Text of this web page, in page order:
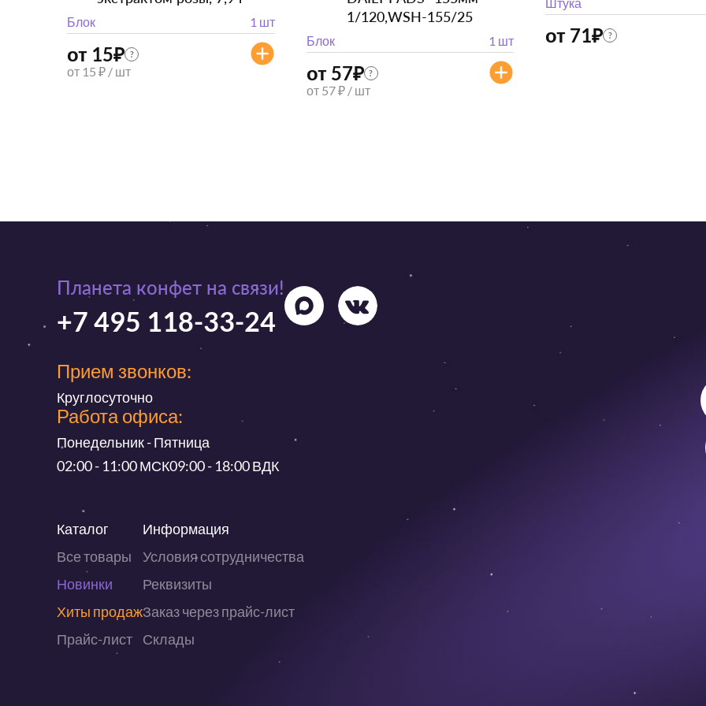
Блок 1 шт
от 15₽ ?
от 15 ₽ / шт
1/120,WSH-155/25
Блок 1 шт
от 57₽ ?
от 57 ₽ / шт
от 71₽ ?
Планета конфет на связи!
+7 495 118-33-24
Прием звонков:
Круглосуточно
Работа офиса:
Понедельник - Пятница
02:00 - 11:00 МСК09:00 - 18:00 ВДК
Каталог
Все товары
Новинки
Хиты продаж
Прайс-лист
Информация
Условия сотрудничества
Реквизиты
Заказ через прайс-лист
Склады